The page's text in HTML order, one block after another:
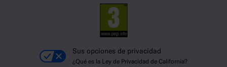
Sus opciones de privacidad
¿Qué es la Ley de Privacidad de California?